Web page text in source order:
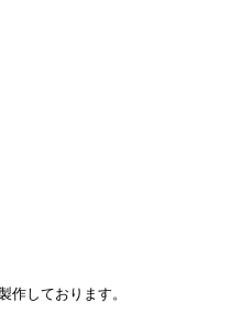
作しております。